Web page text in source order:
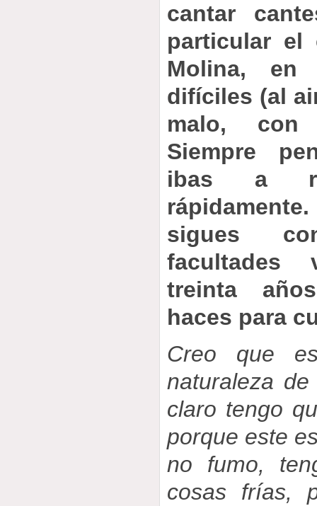
cantar
particular el
Molina, en
difíciles (al
malo, con
Siempre
ibas a
sigues
facultades
treinta
haces para
Creo que
naturaleza
claro tengo
porque este
no fumo,
cosas frías,